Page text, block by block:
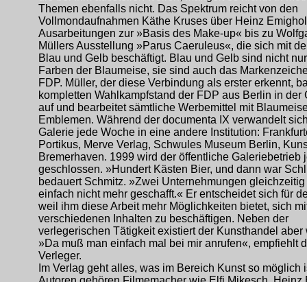
Themen ebenfalls nicht. Das Spektrum reicht von den
Vollmondaufnahmen Käthe Kruses über Heinz
Ausarbeitungen zur »Basis des Make-up« bis zu
Müllers Ausstellung »Parus Caeruleus«, die sich mit
Blau und Gelb beschäftigt. Blau und Gelb sind nicht
Farben der Blaumeise, sie sind auch das
FDP. Müller, der diese Verbindung als erster erkennt,
kompletten Wahlkampfstand der FDP aus Berlin in der
auf und bearbeitet sämtliche Werbemittel mit
Emblemen. Während der documenta IX verwandelt
Galerie jede Woche in eine andere Institution:
Portikus, Merve Verlag, Schwules Museum Berlin,
Bremerhaven. 1999 wird der öffentliche Galeriebetrieb
geschlossen. »Hundert Kästen Bier, und dann war
bedauert Schmitz. »Zwei Unternehmungen
einfach nicht mehr geschafft.« Er entscheidet sich für
weil ihm diese Arbeit mehr Möglichkeiten bietet, sich
verschiedenen Inhalten zu beschäftigen. Neben der
verlegerischen Tätigkeit existiert der Kunsthandel aber
»Da muß man einfach mal bei mir anrufen«, empfiehlt
Verleger.
Im Verlag geht alles, was im Bereich Kunst so möglich